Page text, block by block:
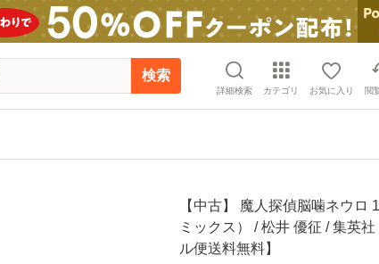
検索
詳細検索 カテゴリ お気に入り 閲
【中古】 魔人探偵脳噛ネウロ
ミックス） / 松井 優征 / 集英
ル便送料無料】